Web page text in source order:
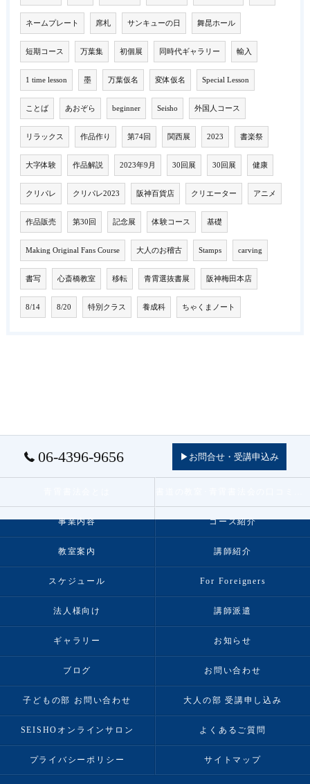
ネームプレート 席札 サンキューの日 舞昆ホール
短期コース 万葉集 初個展 同時代ギャラリー 輸入
1 time lesson 墨 万葉仮名 変体仮名 Special Lesson
ことば あおぞら beginner Seisho 外国人コース
リラックス 作品作り 第74回 関西展 2023 書楽祭
大字体験 作品解説 2023年9月 30回展 30回展 健康
クリパレ クリパレ2023 阪神百貨店 クリエーター アニメ
作品販売 第30回 記念展 体験コース 基礎
Making Original Fans Course 大人のお稽古 Stamps carving
書写 心斎橋教室 移転 青霄選抜書展 阪神梅田本店
8/14 8/20 特別クラス 養成科 ちゃくまノート
06-4396-9656 ▶お問合せ・受講申込み
事業内容 コース紹介
教室案内 講師紹介
スケジュール For Foreigners
法人様向け 講師派遣
ギャラリー お知らせ
ブログ お問い合わせ
子どもの部 お問い合わせ 大人の部 受講申し込み
SEISHOオンラインサロン よくあるご質問
プライバシーポリシー サイトマップ